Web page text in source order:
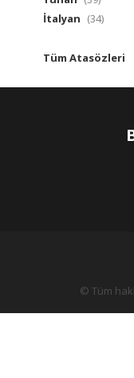
İtalyan (34)
Tüm Atasözleri
© Tüm